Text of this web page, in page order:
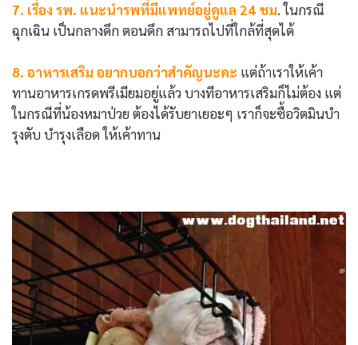
7. เรื่อง รพ. แนะนำรพที่มีแพทย์อยู่ดูแล 24 ชม. ในกรณี
ฉุกเฉิน เป็นกลางดึก ตอนดึก สามารถไปที่ใกล้ที่สุดได้
8. อาหารเสริม อยากบอกว่าสำคัญนะคะ แต่ถ้าเราให้เค้า
ทานอาหารเกรดพรีเมียมอยู่แล้ว บางทีอาหารเสริมก็ไม่ต้อง แต่
ในกรณีที่น้องหมาป่วย ต้องได้รับยาเยอะๆ เราก็จะซื้อวิตมินบำ
รุงตับ บำรุงเลือด ให้เค้าทาน